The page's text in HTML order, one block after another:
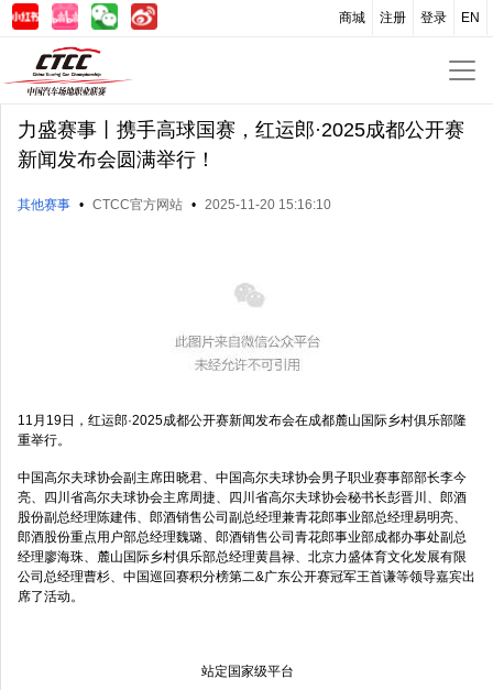
EN
登录
注册
商城
力盛赛事丨携手高球国赛，红运郎·2025成都公开赛
新闻发布会圆满举行！
其他赛事 • CTCC官方网站 • 2025-11-20 15:16:10
11月19日，红运郎·2025成都公开赛新闻发布会在成都麓山国际乡村俱乐部隆
重举行。
中国高尔夫球协会副主席田晓君、中国高尔夫球协会男子职业赛事部部长李今
亮、四川省高尔夫球协会主席周捷、四川省高尔夫球协会秘书长彭晋川、郎酒
股份副总经理陈建伟、郎酒销售公司副总经理兼青花郎事业部总经理易明亮、
郎酒股份重点用户部总经理魏璐、郎酒销售公司青花郎事业部成都办事处副总
经理廖海珠、麓山国际乡村俱乐部总经理黄昌禄、北京力盛体育文化发展有限
公司总经理曹杉、中国巡回赛积分榜第二&广东公开赛冠军王首谦等领导嘉宾出
席了活动。
站定国家级平台